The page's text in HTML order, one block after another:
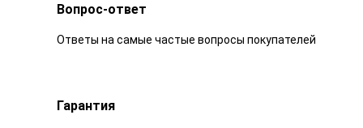
Вопрос-ответ
Ответы на самые частые вопросы покупателей
Гарантия